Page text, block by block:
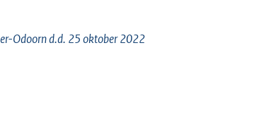
Odoorn d.d. 25 oktober 2022